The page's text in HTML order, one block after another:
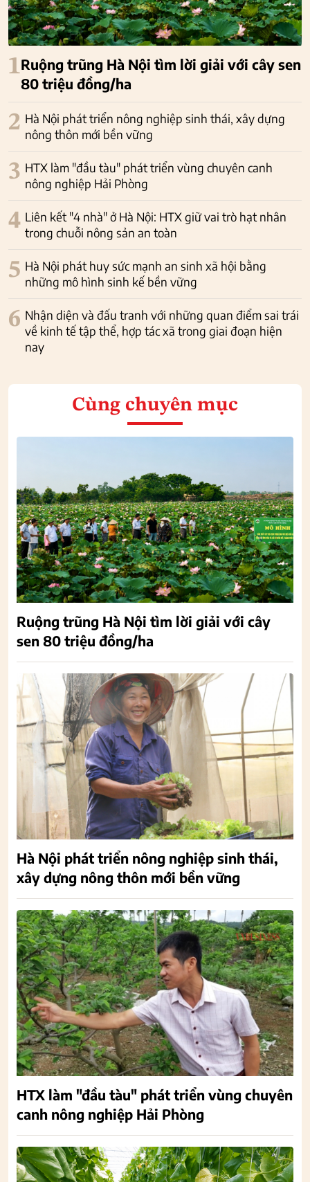
1Ruộng trũng Hà Nội tìm lời giải với cây sen
80 triệu đồng/ha
2 Hà Nội phát triển nông nghiệp sinh thái, xây dựng
nông thôn mới bền vững
3 HTX làm "đầu tàu" phát triển vùng chuyên canh
nông nghiệp Hải Phòng
4 Liên kết "4 nhà" ở Hà Nội: HTX giữ vai trò hạt nhân
trong chuỗi nông sản an toàn
5 Hà Nội phát huy sức mạnh an sinh xã hội bằng
những mô hình sinh kế bền vững
6 Nhận diện và đấu tranh với những quan điểm sai trái
về kinh tế tập thể, hợp tác xã trong giai đoạn hiện
nay
Cùng chuyên mục
Ruộng trũng Hà Nội tìm lời giải với cây
sen 80 triệu đồng/ha
Hà Nội phát triển nông nghiệp sinh thái,
xây dựng nông thôn mới bền vững
HTX làm "đầu tàu" phát triển vùng chuyên
canh nông nghiệp Hải Phòng